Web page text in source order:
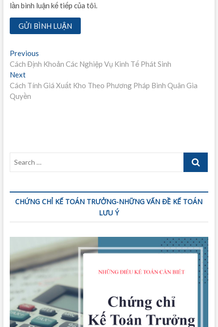
lần bình luận kế tiếp của tôi.
Điều
hướng
bài
viết
PreviousPrevious
post:
Cách Định Khoản Các Nghiệp Vụ Kinh Tế Phát Sinh
NextNext
post:
Cách Tính Giá Xuất Kho Theo Phương Pháp Bình Quân Gia
Quyền
Search
CHỨNG CHỈ KẾ TOÁN TRƯỞNG-NHỮNG VẤN ĐỀ KẾ TOÁN
LƯU Ý